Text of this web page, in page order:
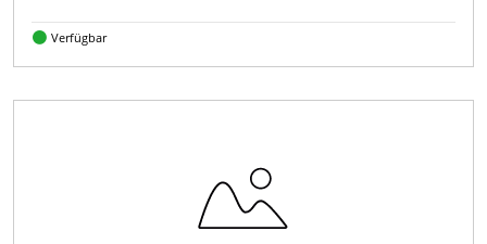
Verfügbar